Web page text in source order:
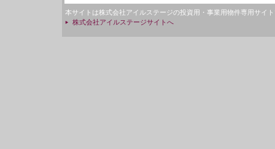
本サイトは株式会社アイルステージの投資用・事業用物件専用サイ
株式会社アイルステージサイトへ